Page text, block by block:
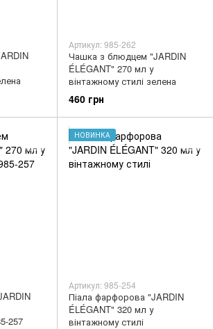
Артикул: 985-262
Чашка з блюдцем "JARDIN
ÉLÉGANT" 270 мл у
вінтажному стилі зелена
460 грн
257
НОВИНКА
Артикул: 985-254
Піала фарфорова "JARDIN
ÉLÉGANT" 320 мл у
вінтажному стилі